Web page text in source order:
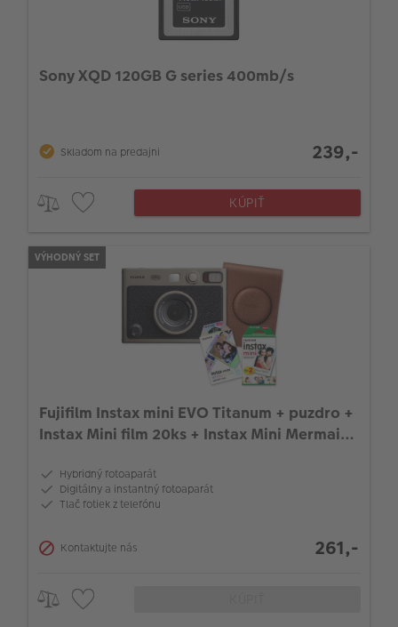
Sony XQD 120GB G series 400mb/s
Skladom na predajni 239,-
KÚPIŤ
VÝHODNÝ SET
Fujifilm Instax mini EVO Titanum + puzdro +
Instax Mini film 20ks + Instax Mini Mermaid
Hybridný fotoaparát
Digitálny a instantný fotoaparát
Tlač fotiek z telefónu
Kontaktujte nás 261,-